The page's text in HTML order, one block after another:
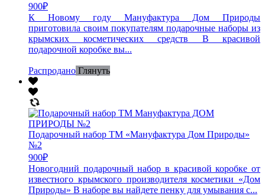
900₽
К Новому году Мануфактура Дом Природы
приготовила своим покупателям подарочные наборы из
крымских косметических средств В красивой
подарочной коробке вы...
Распродано Глянуть
Подарочный набор ТМ «Мануфактура Дом Природы»
№2
900₽
Новогодний подарочный набор в красивой коробке от
известного крымского производителя косметики «Дом
Природы» В наборе вы найдете пенку для умывания с...